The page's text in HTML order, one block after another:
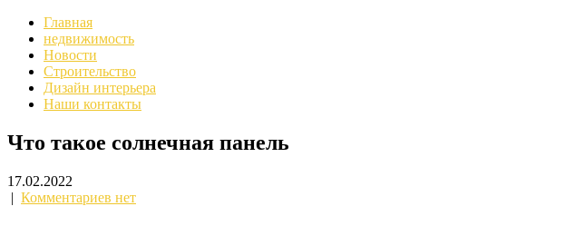
Главная
недвижимость
Новости
Строительство
Дизайн интерьера
Наши контакты
Что такое солнечная панель
17.02.2022
| Комментариев нет